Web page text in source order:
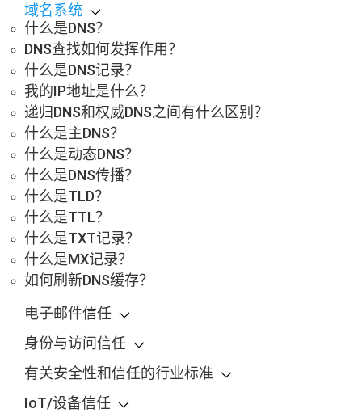
域名系统
什么是DNS？
DNS查找如何发挥作用？
什么是DNS记录？
我的IP地址是什么？
递归DNS和权威DNS之间有什么区别？
什么是主DNS？
什么是动态DNS？
什么是DNS传播？
什么是TLD？
什么是TTL？
什么是TXT记录？
什么是MX记录？
如何刷新DNS缓存？
电子邮件信任
身份与访问信任
有关安全性和信任的行业标准
IoT/设备信任